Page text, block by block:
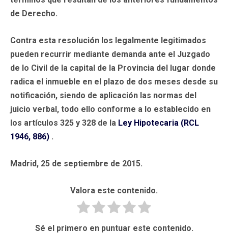
de Derecho.
Contra esta resolución los legalmente legitimados
pueden recurrir mediante demanda ante el Juzgado
de lo Civil de la capital de la Provincia del lugar donde
radica el inmueble en el plazo de dos meses desde su
notificación, siendo de aplicación las normas del
juicio verbal, todo ello conforme a lo establecido en
los artículos 325 y 328 de la Ley Hipotecaria (RCL
1946, 886) .
Madrid, 25 de septiembre de 2015.
Valora este contenido.
Sé el primero en puntuar este contenido.